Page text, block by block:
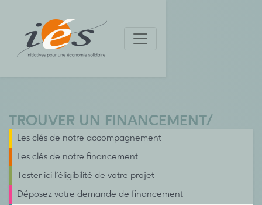
TROUVER UN FINANCEMENT/
Les clés de notre accompagnement
Les clés de notre financement
Tester ici l’éligibilité de votre projet
Déposez votre demande de financement